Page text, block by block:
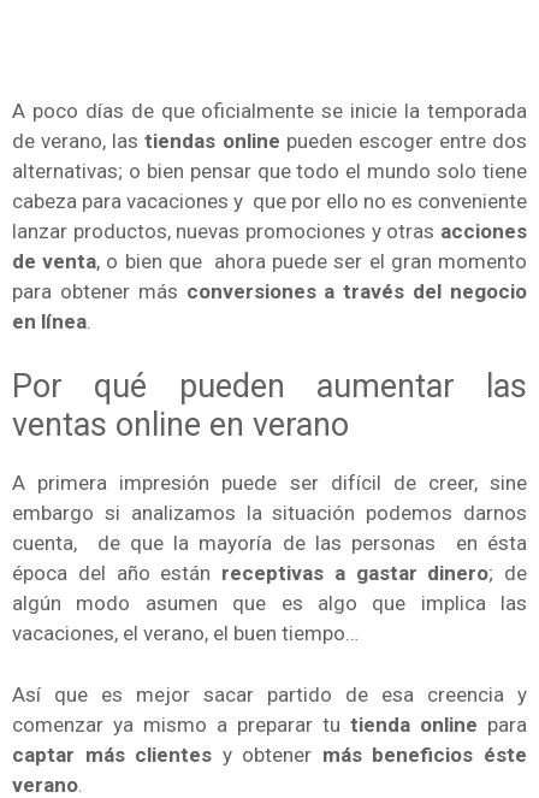
A poco días de que oficialmente se inicie la temporada
de verano, lastiendas online pueden escoger entre dos
alternativas; o bien pensar que todo el mundo solo tiene
cabeza para vacaciones y que por ello no es conveniente
lanzar productos, nuevas promociones y otras acciones
de venta, o bien que ahora puede ser el gran momento
para obtener más conversiones a través del negocio
en línea
Por qué pueden aumentar las
ventas online en verano
A primera impresión puede ser difícil de creer, sine
embargo si analizamos la situación podemos darnos
cuenta, de que la mayoría de las personas en ésta
época del año están receptivas a gastar dinero; de
algún modo asumen que es algo que implica las
vacaciones, el verano, el buen tiempo…
Así que es mejor sacar partido de esa creencia y
comenzar ya mismo a preparar tu tienda online para
captar más clientes y obtener más beneficios éste
verano